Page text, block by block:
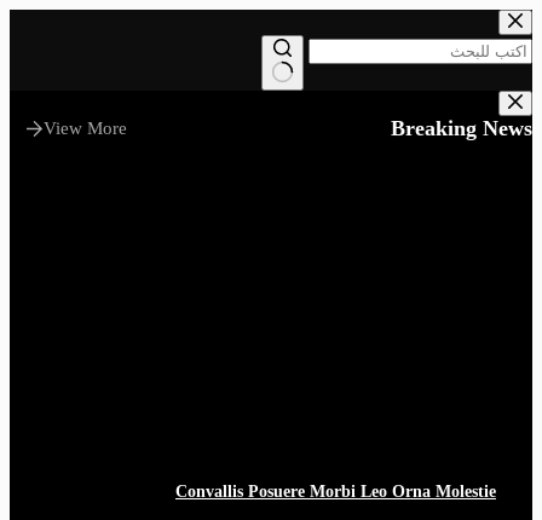
التجاوز
إلى
المحتوى
توجد
Breaking News
View More
Convallis Posuere Morbi Leo Orna Molestie